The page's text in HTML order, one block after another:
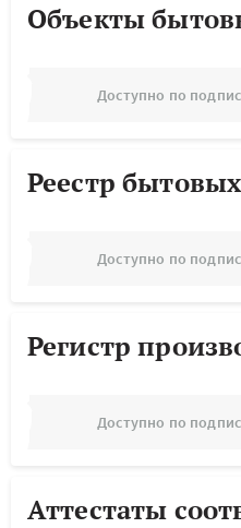
Объекты
Доступно по
Реестр бытовых
Доступно по
Регистр
Доступно по
Аттестаты